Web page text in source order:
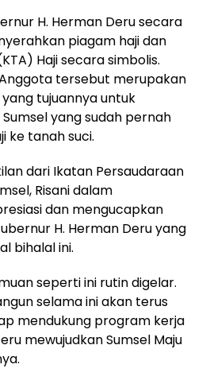
H. Herman Deru secara
piagam haji dan
Haji secara simbolis.
tersebut merupakan
yang tujuannya untuk
yang sudah pernah
ke tanah suci.
dari Ikatan Persaudaraan
Risani dalam
dan mengucapkan
H. Herman Deru yang
bihalal ini.
seperti ini rutin digelar.
selama ini akan terus
mendukung program kerja
mewujudkan Sumsel Maju